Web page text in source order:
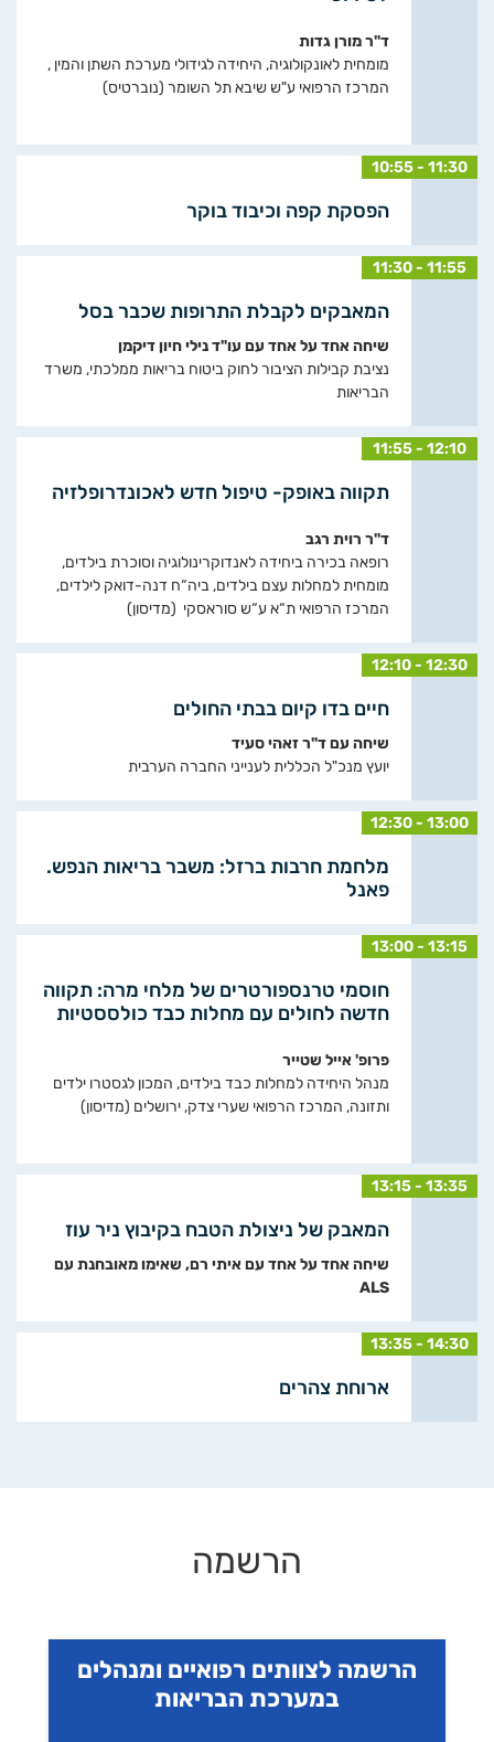
ד"ר מורן גדות
מומחית לאונקולוגיה, היחידה לגידולי מערכת השתן והמין ,
המרכז הרפואי ע"ש שיבא תל השומר (נוברטיס)
10:55 - 11:30
הפסקת קפה וכיבוד בוקר
11:30 - 11:55
המאבקים לקבלת התרופות שכבר בסל
שיחה אחד על אחד עם עו"ד נילי חיון דיקמן
נציבת קבילות הציבור לחוק ביטוח בריאות ממלכתי, משרד
הבריאות
11:55 - 12:10
תקווה באופק- טיפול חדש לאכונדרופלזיה
ד"ר רוית רגב
רופאה בכירה ביחידה לאנדוקרינולוגיה וסוכרת בילדים,
מומחית למחלות עצם בילדים, ביה“ח דנה-דואק לילדים,
המרכז הרפואי ת“א ע“ש סוראסקי (מדיסון)
12:10 - 12:30
חיים בדו קיום בבתי החולים
שיחה עם ד"ר זאהי סעיד
יועץ מנכ"ל הכללית לענייני החברה הערבית
12:30 - 13:00
מלחמת חרבות ברזל: משבר בריאות הנפש.
פאנל
13:00 - 13:15
חוסמי טרנספורטרים של מלחי מרה: תקווה
חדשה לחולים עם מחלות כבד כולססטיות
פרופ' אייל שטייר
מנהל היחידה למחלות כבד בילדים, המכון לגסטרו ילדים
ותזונה, המרכז הרפואי שערי צדק, ירושלים (מדיסון)
13:15 - 13:35
המאבק של ניצולת הטבח בקיבוץ ניר עוז
שיחה אחד על אחד עם איתי רם, שאימו מאובחנת עם
ALS
13:35 - 14:30
ארוחת צהרים
הרשמה
הרשמה לצוותים רפואיים ומנהלים
במערכת הבריאות